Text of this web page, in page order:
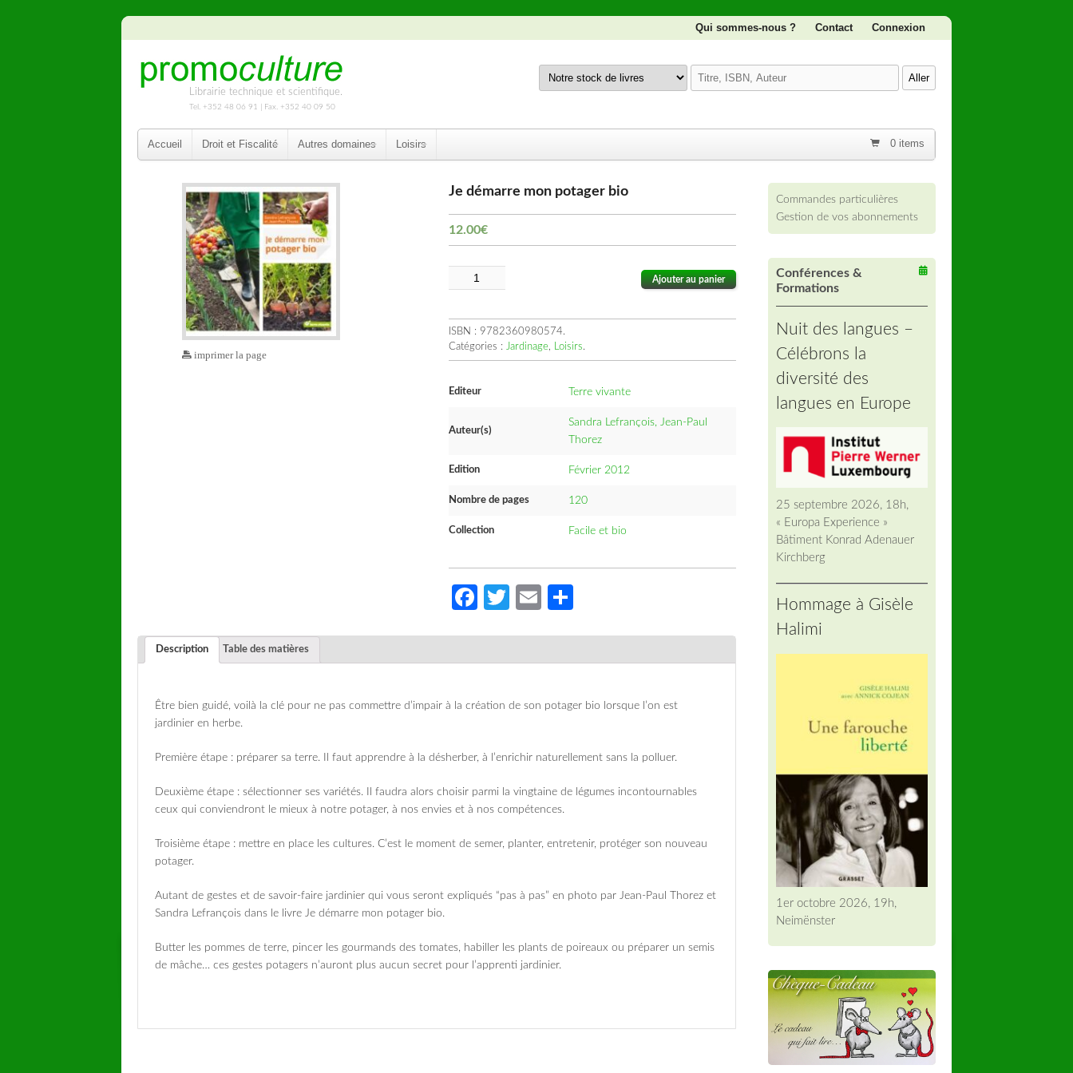
Qui sommes-nous ? Contact Connexion
Librairie technique et scientifique.
Tel. +352 48 06 91 | Fax. +352 40 09 50
0 items
Accueil Droit et Fiscalité Autres domaines Loisirs
imprimer la page
Je démarre mon potager bio
12.00€
Ajouter au panier
ISBN : 9782360980574.
Catégories : Jardinage, Loisirs.
Editeur Terre vivante
Auteur(s)
Sandra Lefrançois, Jean-Paul
Thorez
Edition Février 2012
Nombre de pages 120
Collection Facile et bio
Facebook
Twitter
Email
Description Table des matières
Être bien guidé, voilà la clé pour ne pas commettre d’impair à la création de son potager bio lorsque l’on est
jardinier en herbe.
Première étape : préparer sa terre. Il faut apprendre à la désherber, à l’enrichir naturellement sans la polluer.
Deuxième étape : sélectionner ses variétés. Il faudra alors choisir parmi la vingtaine de légumes incontournables
ceux qui conviendront le mieux à notre potager, à nos envies et à nos compétences.
Troisième étape : mettre en place les cultures. C’est le moment de semer, planter, entretenir, protéger son nouveau
potager.
Autant de gestes et de savoir-faire jardinier qui vous seront expliqués “pas à pas” en photo par Jean-Paul Thorez et
Sandra Lefrançois dans le livre Je démarre mon potager bio.
Butter les pommes de terre, pincer les gourmands des tomates, habiller les plants de poireaux ou préparer un semis
de mâche… ces gestes potagers n’auront plus aucun secret pour l’apprenti jardinier.
Commandes particulières
Gestion de vos abonnements
Conférences &
Formations
Nuit des langues –
Célébrons la
diversité des
langues en Europe
25 septembre 2026, 18h,
« Europa Experience »
Bâtiment Konrad Adenauer
Kirchberg
Hommage à Gisèle
Halimi
1er octobre 2026, 19h,
Neimënster